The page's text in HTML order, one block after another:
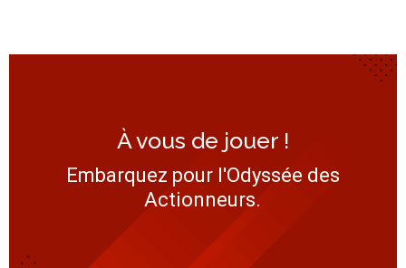
À vous de jouer !
Embarquez pour l'Odyssée des
Actionneurs.